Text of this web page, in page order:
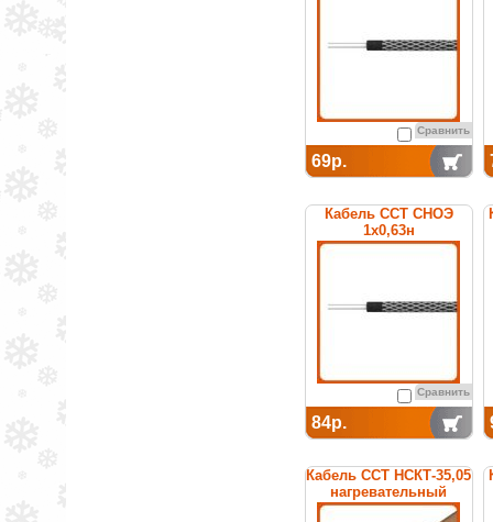
Сравнить
69р.
Кабель ССТ СНОЭ
1х0,63н
нагревательный
Сравнить
84р.
Кабель ССТ НСКТ-35,05
нагревательный